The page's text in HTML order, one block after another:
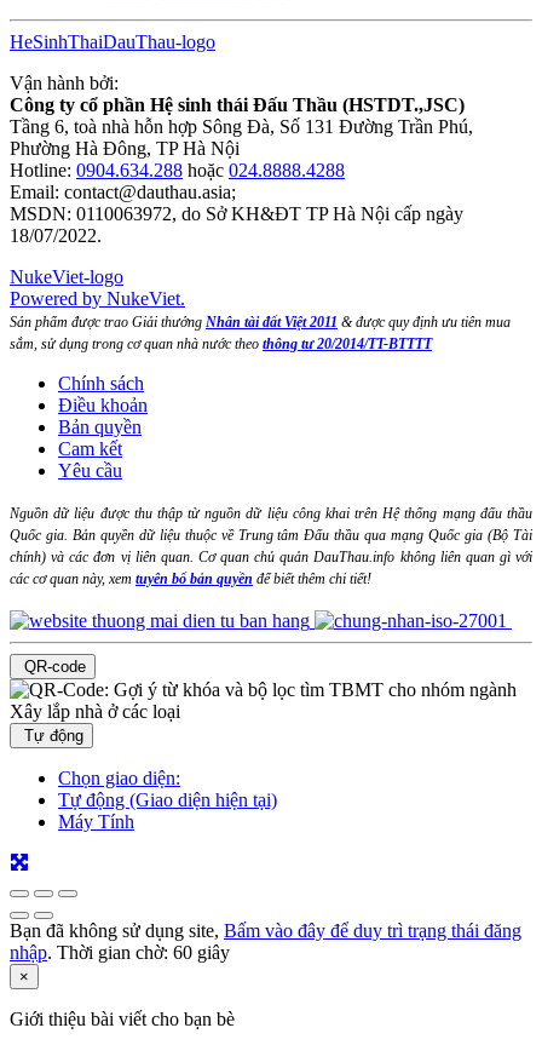
HeSinhThaiDauThau-logo
Vận hành bởi:
Công ty cổ phần Hệ sinh thái Đấu Thầu (HSTDT.,JSC)
Tầng 6, toà nhà hỗn hợp Sông Đà, Số 131 Đường Trần Phú,
Phường Hà Đông, TP Hà Nội
Hotline: 0904.634.288 hoặc 024.8888.4288
Email: contact@dauthau.asia;
MSDN: 0110063972, do Sở KH&ĐT TP Hà Nội cấp ngày
18/07/2022.
NukeViet-logo
Powered by NukeViet.
Sản phẩm được trao Giải thưởng Nhân tài đất Việt 2011 & được quy định ưu tiên mua
sắm, sử dụng trong cơ quan nhà nước theo thông tư 20/2014/TT-BTTTT
Chính sách
Điều khoản
Bản quyền
Cam kết
Yêu cầu
Nguồn dữ liệu được thu thập từ nguồn dữ liệu công khai trên Hệ thống mạng đấu thầu
Quốc gia. Bản quyền dữ liệu thuộc về Trung tâm Đấu thầu qua mạng Quốc gia (Bộ Tài
chính) và các đơn vị liên quan. Cơ quan chủ quản DauThau.info không liên quan gì với
các cơ quan này, xem tuyên bố bản quyền để biết thêm chi tiết!
QR-code
Tự động
Chọn giao diện:
Tự động (Giao diện hiện tại)
Máy Tính
Bạn đã không sử dụng site, Bấm vào đây để duy trì trạng thái đăng
nhập. Thời gian chờ: 60 giây
×
Giới thiệu bài viết cho bạn bè